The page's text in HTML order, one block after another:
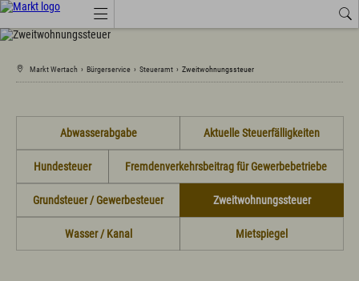
Job-Angebote Wetter
Amtliche Bekanntmachungen
Tourismus Wertach
Aktuelles
Amtsblatt
Amtliche Bekanntmachungen
Branchenbuch
Energie
Job-Angebote
Landkreis Oberallgäu
Marktprodukte "vo eis dahoim"
Markt Wertach › Bürgerservice › Steueramt › Zweitwohnungssteuer
Abwasserabgabe Aktuelle Steuerfälligkeiten
Hundesteuer Fremdenverkehrsbeitrag für Gewerbebetriebe
Grundsteuer / Gewerbesteuer Zweitwohnungssteuer
Wasser / Kanal Mietspiegel